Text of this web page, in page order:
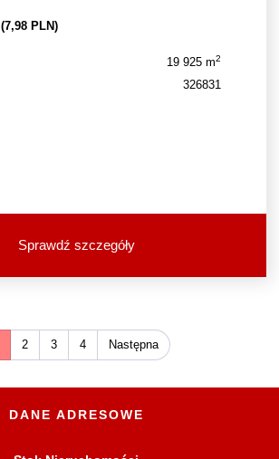
(7,98 PLN)
19 925 m2
326831
Sprawdź szczegóły
2 3 4 Następna
DANE ADRESOWE